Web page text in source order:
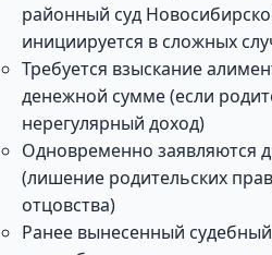
районный суд
инициируется в сложных
Требуется взыскание
денежной сумме (если
нерегулярный доход)
Одновременно заявляются
(лишение родительских
отцовства)
Ранее вынесенный